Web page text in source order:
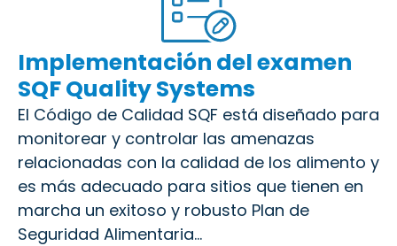
Implementación del examen
SQF Quality Systems
El Código de Calidad SQF está diseñado para
monitorear y controlar las amenazas
relacionadas con la calidad de los alimento y
es más adecuado para sitios que tienen en
marcha un exitoso y robusto Plan de
Seguridad Alimentaria...